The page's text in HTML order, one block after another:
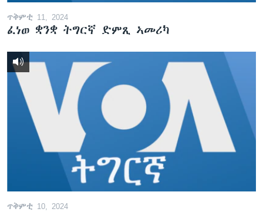
ጥቅምቲ 11, 2024
ፈነወ ቋንቋ ትግርኛ ድምጺ ኣመሪካ
ጥቅምቲ 10, 2024